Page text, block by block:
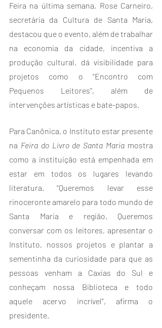
Feira na última semana, Rose Carneiro,
secretária da Cultura de Santa Maria,
destacou que o evento, além de trabalhar
na economia da cidade, incentiva a
produção cultural, dá visibilidade para
projetos como o “Encontro com
Pequenos Leitores”, além de
intervenções artísticas e bate-papos.
Para Canônica, o Instituto estar presente
na Feira do Livro de Santa Maria mostra
como a instituição está empenhada em
estar em todos os lugares levando
literatura. “Queremos levar esse
rinoceronte amarelo para todo mundo de
Santa Maria e região. Queremos
conversar com os leitores, apresentar o
Instituto, nossos projetos e plantar a
sementinha da curiosidade para que as
pessoas venham a Caxias do Sul e
conheçam nossa Biblioteca e todo
aquele acervo incrível”, afirma o
presidente.